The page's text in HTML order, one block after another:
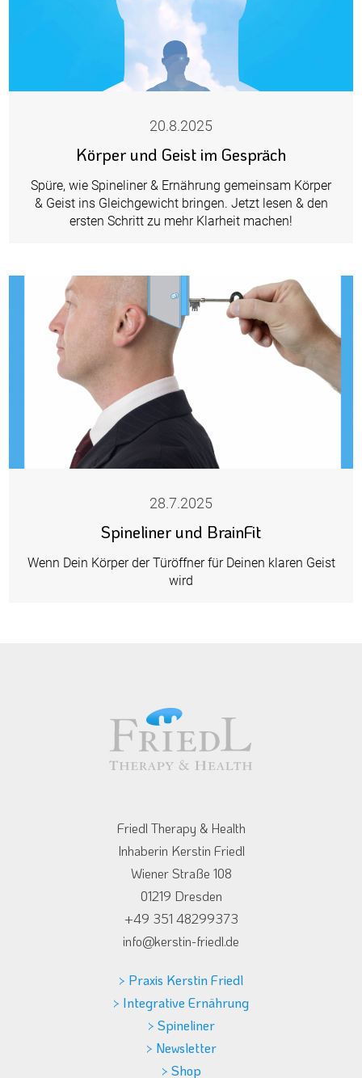
20.8.2025
Körper und Geist im Gespräch
Spüre, wie Spineliner & Ernährung gemeinsam Körper
& Geist ins Gleichgewicht bringen. Jetzt lesen & den
ersten Schritt zu mehr Klarheit machen!
28.7.2025
Spineliner und BrainFit
Wenn Dein Körper der Türöffner für Deinen klaren Geist
wird
Friedl Therapy & Health
Inhaberin Kerstin Friedl
Wiener Straße 108
01219 Dresden
+49 351 48299373
info@kerstin-friedl.de
> Praxis Kerstin Friedl
> Integrative Ernährung
> Spineliner
> Newsletter
> Shop